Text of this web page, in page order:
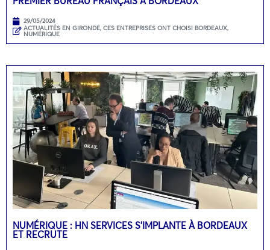
29/05/2024
ACTUALITÉS EN GIRONDE, CES ENTREPRISES ONT CHOISI BORDEAUX,
NUMÉRIQUE
NUMÉRIQUE : HN SERVICES S’IMPLANTE À BORDEAUX
ET RECRUTE